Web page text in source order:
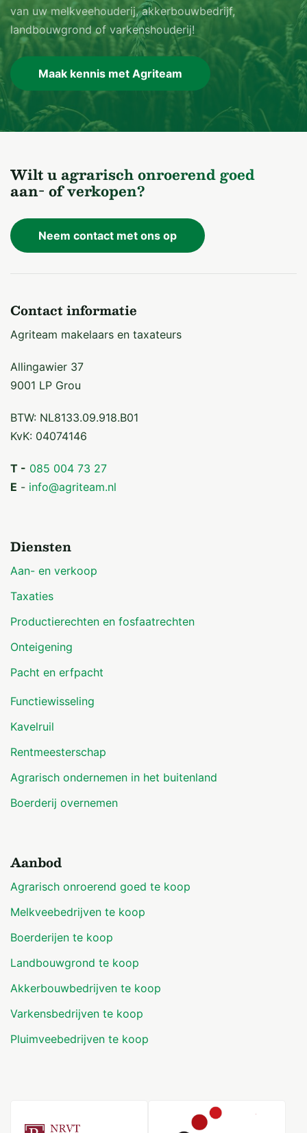
van uw melkveehouderij, akkerbouwbedrijf,
landbouwgrond of varkenshouderij!
Maak kennis met Agriteam
Wilt u agrarisch onroerend goed
aan- of verkopen?
Neem contact met ons op
Contact informatie
Agriteam makelaars en taxateurs
Allingawier 37
9001 LP Grou
BTW: NL8133.09.918.B01
KvK: 04074146
T - 085 004 73 27
E - info@agriteam.nl
Diensten
Aan- en verkoop
Taxaties
Productierechten en fosfaatrechten
Onteigening
Pacht en erfpacht
Functiewisseling
Kavelruil
Rentmeesterschap
Agrarisch ondernemen in het buitenland
Boerderij overnemen
Aanbod
Agrarisch onroerend goed te koop
Melkveebedrijven te koop
Boerderijen te koop
Landbouwgrond te koop
Akkerbouwbedrijven te koop
Varkensbedrijven te koop
Pluimveebedrijven te koop